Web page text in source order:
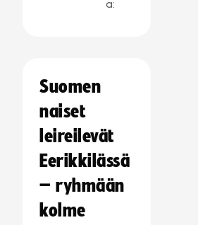
a:
Suomen
naiset
leireilevät
Eerikkilässä
– ryhmään
kolme